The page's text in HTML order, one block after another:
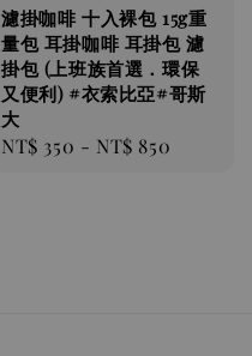
濾掛咖啡 十入裸包 15g重
量包 耳掛咖啡 耳掛包 濾
掛包 (上班族首選．環保
又便利) #衣索比亞#哥斯
大
Regular
NT$ 350 - NT$ 850